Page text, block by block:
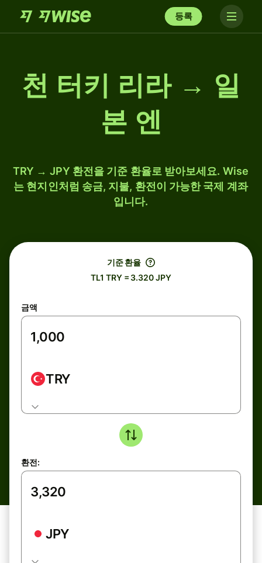
등록
천 터키 리라 → 일
본 엔
TRY → JPY 환전을 기준 환율로 받아보세요. Wise
는 현지인처럼 송금, 지불, 환전이 가능한 국제 계좌
입니다.
기준 환율
TL1 TRY = 3.320 JPY
금액
TRY
환전:
JPY